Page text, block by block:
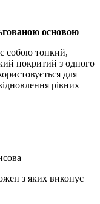
основою
собою тонкий,
покритий з одного
для
рівних
з яких виконує